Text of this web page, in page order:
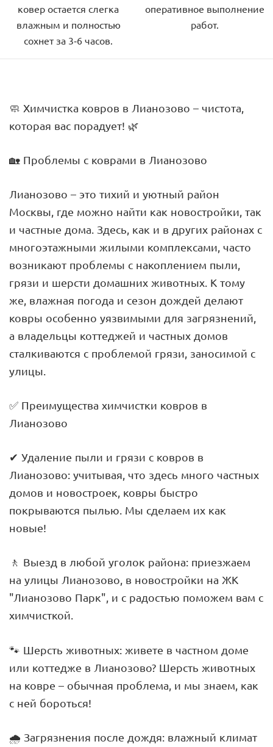
ковер остается слегка
влажным и полностью
сохнет за 3-6 часов.
оперативное выполнение
работ.
🧼 Химчистка ковров в Лианозово – чистота,
которая вас порадует! 🌿
🏡 Проблемы с коврами в Лианозово
Лианозово – это тихий и уютный район
Москвы, где можно найти как новостройки, так
и частные дома. Здесь, как и в других районах с
многоэтажными жилыми комплексами, часто
возникают проблемы с накоплением пыли,
грязи и шерсти домашних животных. К тому
же, влажная погода и сезон дождей делают
ковры особенно уязвимыми для загрязнений,
а владельцы коттеджей и частных домов
сталкиваются с проблемой грязи, заносимой с
улицы.
✅ Преимущества химчистки ковров в
Лианозово
✔ Удаление пыли и грязи с ковров в
Лианозово: учитывая, что здесь много частных
домов и новостроек, ковры быстро
покрываются пылью. Мы сделаем их как
новые!
🚶 Выезд в любой уголок района: приезжаем
на улицы Лианозово, в новостройки на ЖК
"Лианозово Парк", и с радостью поможем вам с
химчисткой.
🐾 Шерсть животных: живете в частном доме
или коттедже в Лианозово? Шерсть животных
на ковре – обычная проблема, и мы знаем, как
с ней бороться!
🌧️ Загрязнения после дождя: влажный климат